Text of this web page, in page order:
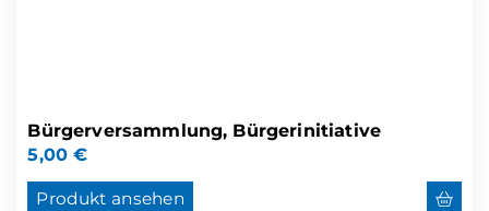
Bürgerversammlung, Bürgerinitiative
5,00€
Produkt ansehen